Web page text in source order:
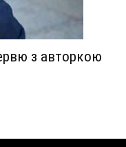
з авторкою